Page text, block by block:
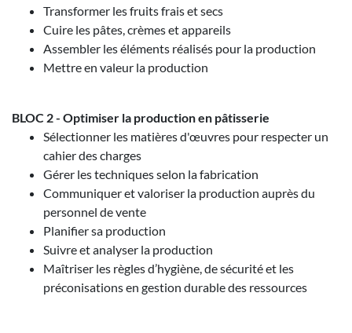
Transformer les fruits frais et secs
Cuire les pâtes, crèmes et appareils
Assembler les éléments réalisés pour la production
Mettre en valeur la production
BLOC 2 - Optimiser la production en pâtisserie
Sélectionner les matières d'œuvres pour respecter un
cahier des charges
Gérer les techniques selon la fabrication
Communiquer et valoriser la production auprès du
personnel de vente
Planifier sa production
Suivre et analyser la production
Maîtriser les règles d’hygiène, de sécurité et les
préconisations en gestion durable des ressources